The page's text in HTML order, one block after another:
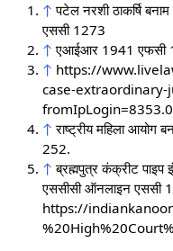
↑ पटेल नरशी ठाकर्षि
एससी 1273
↑ एआईआर 1941 एफसी
↑ https://
case-extraordinary-
↑ राष्ट्रीय महिला आयोग
252.
↑ ब्रह्मपुत्र कंक्रीट पाइप
एससीसी ऑनलाइन एससी
https://